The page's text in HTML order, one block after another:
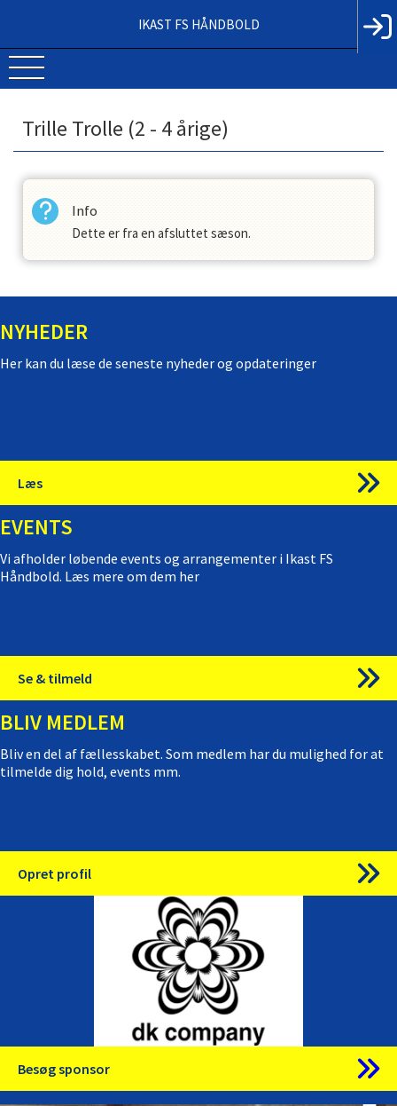
IKAST FS HÅNDBOLD
Trille Trolle (2 - 4 årige)
Info
Dette er fra en afsluttet sæson.
NYHEDER
Her kan du læse de seneste nyheder og opdateringer
Læs
EVENTS
Vi afholder løbende events og arrangementer i Ikast FS
Håndbold. Læs mere om dem her
Se & tilmeld
BLIV MEDLEM
Bliv en del af fællesskabet. Som medlem har du mulighed for at
tilmelde dig hold, events mm.
Opret profil